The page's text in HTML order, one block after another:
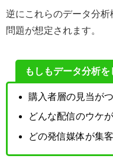
逆にこれらのデータ分
問題が想定されます。
もしもデータ分析を
購入者層の見当が
どんな配信のウケ
どの発信媒体が集